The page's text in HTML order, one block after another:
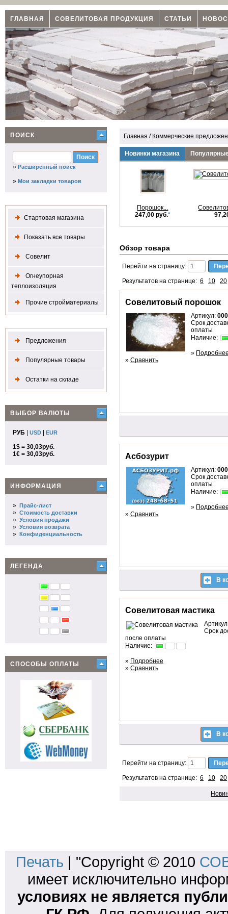
ГЛАВНАЯ СОВЕЛИТОВАЯ ПРОДУКЦИЯ СТАТЬИ
ПОИСК
» Расширенный поиск
» Мои закладки товаров
Стартовая магазина
Показать все товары
Совелит
Огнеупорная
теплоизоляция
Прочие стройматериалы
Предложения
Популярные товары
Остатки на складе
ВЫБОР ВАЛЮТЫ
РУБ USD EUR
1$ = 30,03руб.
1€ = 30,03руб.
ИНФОРМАЦИЯ
» Прайс-лист
» Стоимость доставки
» Условия продажи
» Условия возврата
» Конфиденциальность
ЛЕГЕНДА
СПОСОБЫ ОПЛАТЫ
Главная / Коммерческие
Новинки магазина
Порошок...
247,00 руб.*
Обзор товара
Перейти на страницу:
Результатов на странице: 6 10 20
Совелитовый порошок
Артикул:
Срок
оплаты
Наличие:
»
» Сравнить
Асбозурит
Артикул:
Срок
оплаты
Наличие:
»
» Сравнить
В
Совелитовая мастика
Срок
после оплаты
Наличие:
» Подробнее
» Сравнить
В
Перейти на страницу:
Результатов на странице: 6 10 20
Печать | "Copyright © 2010
имеет исключительно
условиях не является